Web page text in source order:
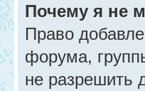
Почему я не
Право
форума,
не разрешить